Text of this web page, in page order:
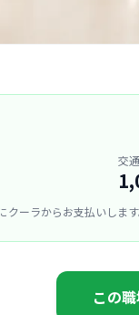
交
ーラからお支払いします
この